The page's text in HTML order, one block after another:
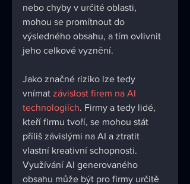
nebo chyby v určité oblasti,
mohou se promítnout do
výsledného obsahu, a tím ovlivnit
jeho celkové vyznění.
Jako značné riziko lze tedy
vnímat závislost firem na AI
technologiích. Firmy a tedy lidé,
kteří firmu tvoří, se mohou stát
příliš závislými na AI a ztratit
vlastní kreativní schopnosti.
Využívání AI generovaného
obsahu může být pro firmy určitě